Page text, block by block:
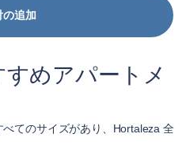
の追加
めアパートメ
てのサイズがあり、Hortaleza 全